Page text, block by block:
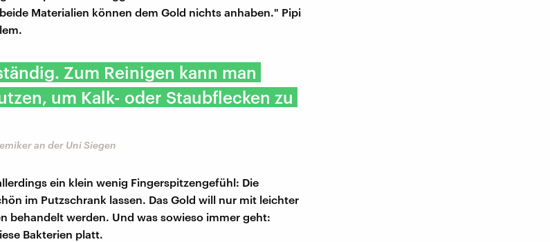
Materialien können dem Gold nichts anhaben." Pipi
Zum Reinigen kann man
um Kalk- oder Staubflecken zu
an der Uni Siegen
ein klein wenig Fingerspitzengefühl: Die
im Putzschrank lassen. Das Gold will nur mit leichter
behandelt werden. Und was sowieso immer geht:
Bakterien platt.